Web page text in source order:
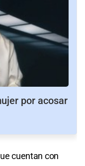
por acosar
cuentan con